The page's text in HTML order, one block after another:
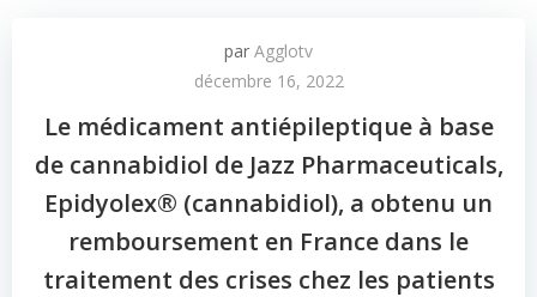
par Agglotv
décembre 16, 2022
Le médicament antiépileptique à base
de cannabidiol de Jazz Pharmaceuticals,
Epidyolex® (cannabidiol), a obtenu un
remboursement en France dans le
traitement des crises chez les patients